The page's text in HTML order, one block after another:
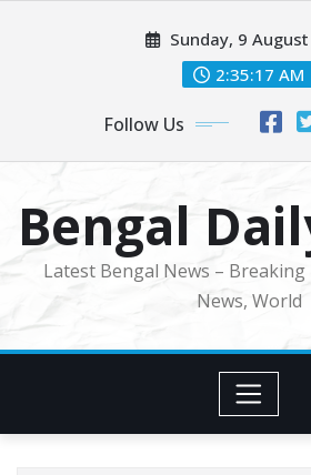
Sunday, 9
2:35:18 AM
Follow Us
Bengal
Latest Bengal News – Breaking
News, World